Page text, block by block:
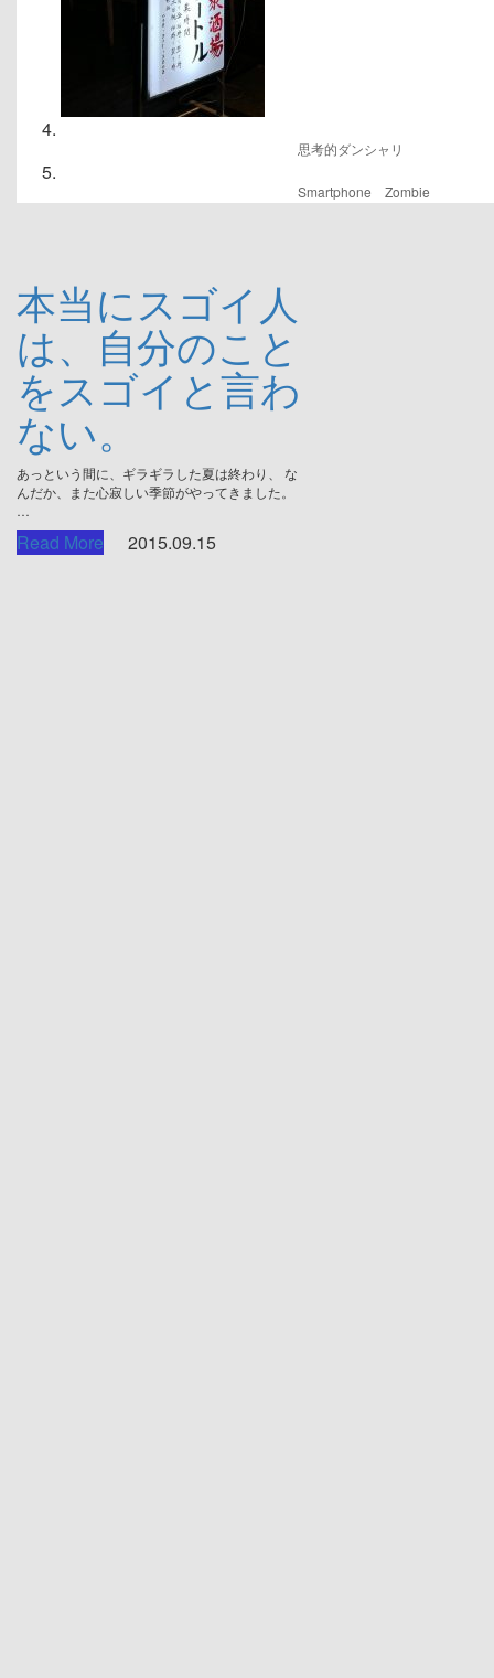
思考的ダンシャリ
Smartphone Zombie
本当にスゴイ人
は、自分のこと
をスゴイと言わ
ない。
あっという間に、ギラギラした夏は終わり、 な
んだか、また心寂しい季節がやってきました。
…
Read More 2015.09.15